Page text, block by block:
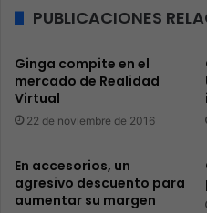
PUBLICACIONES
Ginga compite en el
mercado de Realidad
Virtual
22 de noviembre de 2016
En accesorios, un
agresivo descuento para
aumentar su margen